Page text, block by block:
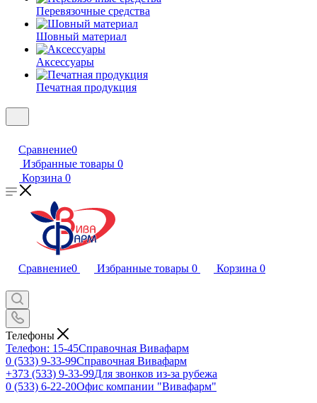
Перевязочные средства
Шовный материал
Аксессуары
Печатная продукция
Сравнение0
Избранные товары 0
Корзина 0
Сравнение0 Избранные товары 0 Корзина 0
Телефоны
Телефон: 15-45Справочная Вивафарм
0 (533) 9-33-99Справочная Вивафарм
+373 (533) 9-33-99Для звонков из-за рубежа
0 (533) 6-22-20Офис компании "Вивафарм"